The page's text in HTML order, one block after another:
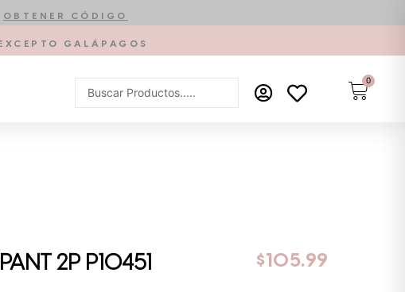
OBTENER CÓDIGO
GALÁPAGOS
Search
...
0
2P P10451 $105.99